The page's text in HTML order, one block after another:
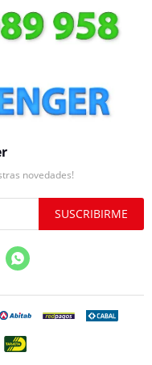
novedades!
SUSCRIBIRME
